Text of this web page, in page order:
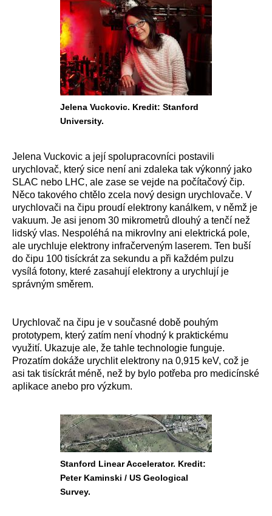
Jelena Vuckovic. Kredit: Stanford
University.
Jelena Vuckovic a její spolupracovníci postavili
urychlovač, který sice není ani zdaleka tak výkonný jako
SLAC nebo LHC, ale zase se vejde na počítačový čip.
Něco takového chtělo zcela nový design urychlovače. V
urychlovači na čipu proudí elektrony kanálkem, v němž je
vakuum. Je asi jenom 30 mikrometrů dlouhý a tenčí než
lidský vlas. Nespoléhá na mikrovlny ani elektrická pole,
ale urychluje elektrony infračerveným laserem. Ten buší
do čipu 100 tisíckrát za sekundu a při každém pulzu
vysílá fotony, které zasahují elektrony a urychlují je
správným směrem.
Urychlovač na čipu je v současné době pouhým
prototypem, který zatím není vhodný k praktickému
využití. Ukazuje ale, že tahle technologie funguje.
Prozatím dokáže urychlit elektrony na 0,915 keV, což je
asi tak tisíckrát méně, než by bylo potřeba pro medicínské
aplikace anebo pro výzkum.
Stanford Linear Accelerator. Kredit:
Peter Kaminski / US Geological
Survey.